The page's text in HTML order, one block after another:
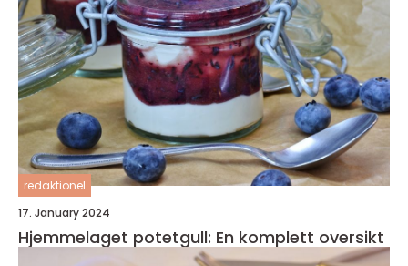
redaktionel
17. January 2024
Hjemmelaget potetgull: En komplett oversikt